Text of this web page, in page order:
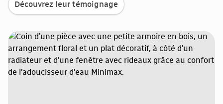
Découvrez leur témoignage